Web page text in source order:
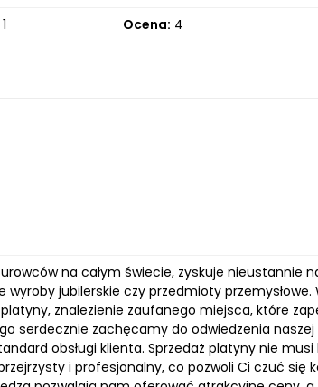
1 Ocena: 4
na całym świecie, zyskuje nieustannie
jubilerskie czy przedmioty przemysłowe.
znalezienie zaufanego miejsca, które
serdecznie zachęcamy do odwiedzenia
obsługi klienta. Sprzedaż platyny nie
i profesjonalny, co pozwoli Ci czuć się